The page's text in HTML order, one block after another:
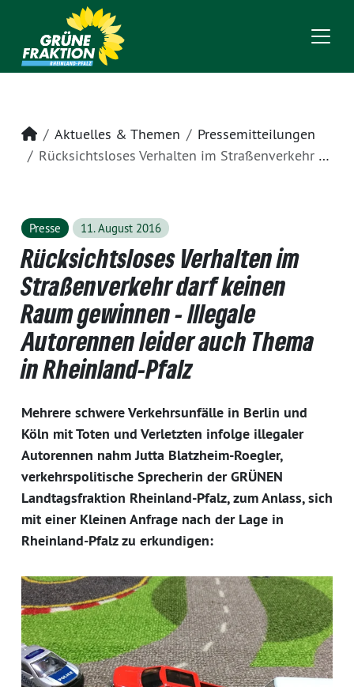
Startseite
Aktuelles & Themen
Pressemitteilungen
Rücksichtsloses Verhalten im Straßenverkehr darf keinen Raum gewinnen - Illegale Autorennen leider auch Thema in Rheinland-Pfalz
Presse 11. August 2016
Rücksichtsloses Verhalten im
Straßenverkehr darf keinen
Raum gewinnen - Illegale
Autorennen leider auch Thema
in Rheinland-Pfalz
Mehrere schwere Verkehrsunfälle in Berlin und
Köln mit Toten und Verletzten infolge illegaler
Autorennen nahm Jutta Blatzheim-Roegler,
verkehrspolitische Sprecherin der GRÜNEN
Landtagsfraktion Rheinland-Pfalz, zum Anlass, sich
mit einer Kleinen Anfrage nach der Lage in
Rheinland-Pfalz zu erkundigen: